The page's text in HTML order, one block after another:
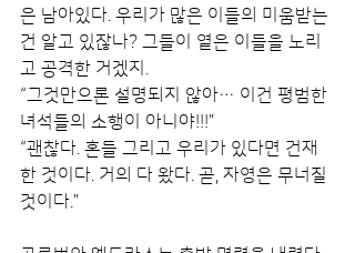
은 남아있다. 우리가 많은 이들의 미움받는
건 알고 있잖나? 그들이 옅은 이들을 노리
고 공격한 거겠지.
“그것만으론 설명되지 않아… 이건 평범한
녀석들의 소행이 아니야!!!”
“괜찮다. 혼들 그리고 우리가 있다면 건재
한 것이다. 거의 다 왔다. 곧, 자영은 무너질
것이다.”